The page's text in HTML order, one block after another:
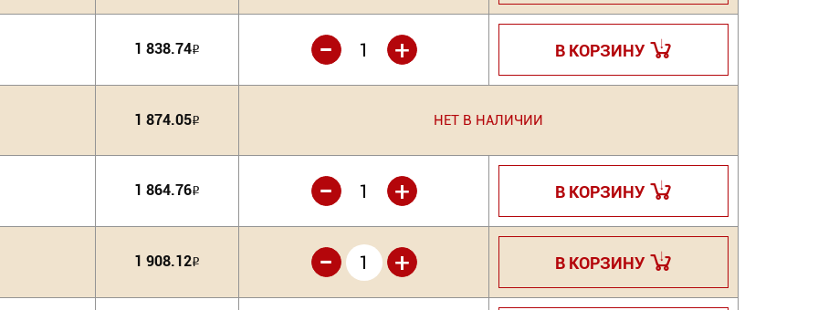
1 838.74Р +
- В КОРЗИНУ
1 874.05Р НЕТ В НАЛИЧИИ
1 864.76Р +
- В КОРЗИНУ
1 908.12Р +
- В КОРЗИНУ